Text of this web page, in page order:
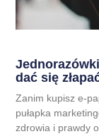
dać się
Zanim kupisz e-
pułapka
zdrowia i prawdy